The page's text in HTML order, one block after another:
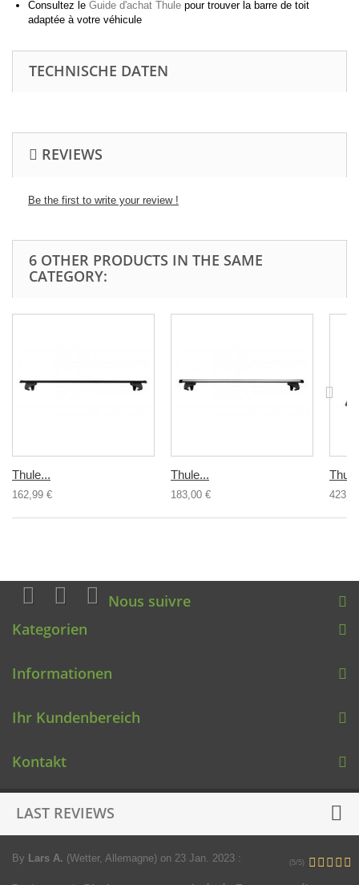
Consultez le Guide d'achat Thule pour trouver la barre de toit
adaptée à votre véhicule
TECHNISCHE DATEN
REVIEWS
Be the first to write your review !
6 OTHER PRODUCTS IN THE SAME
CATEGORY:
Thule...
162,99 €
Thule...
183,00 €
Nous suivre
Kategorien
Informationen
Ihr Kundenbereich
Kontakt
LAST REVIEWS
By Lars A. (Wetter, Allemagne) on 23 Jan. 2023 : (5/5)